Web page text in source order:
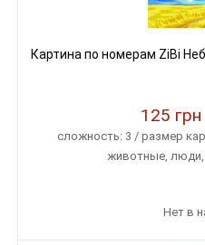
Картина по номерам ZiBi
125 грн
сложность: 3 / размер
животные, люди,
Нет в